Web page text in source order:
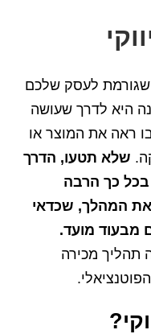
שגורמת לעסק שלכם
היא לדרך שעושה
ראה את המוצר או
שלא תטעו, הדרך
בכל כך הרבה
המהלך, שכדאי
מבעוד מועד.
תהליך מכירה